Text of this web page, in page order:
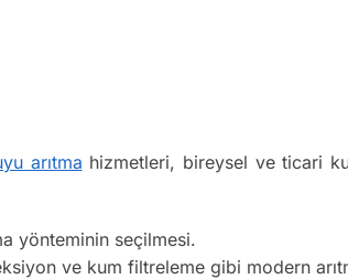
arıtma hizmetleri, bireysel ve ticari
yönteminin seçilmesi.
ve kum filtreleme gibi modern